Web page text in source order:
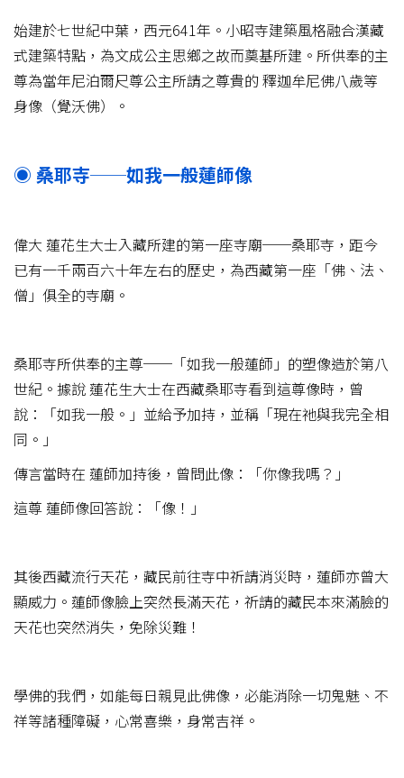
始建於七世紀中葉，西元641年。小昭寺建築風格融合漢藏
式建築特點，為文成公主思鄉之故而奠基所建。所供奉的主
尊為當年尼泊爾尺尊公主所請之尊貴的 釋迦牟尼佛八歲等
身像（覺沃佛）。
◉ 桑耶寺──如我一般蓮師像
偉大 蓮花生大士入藏所建的第一座寺廟──桑耶寺，距今
已有一千兩百六十年左右的歷史，為西藏第一座「佛、法、
僧」俱全的寺廟。
桑耶寺所供奉的主尊──「如我一般蓮師」的塑像造於第八
世紀。據說 蓮花生大士在西藏桑耶寺看到這尊像時，曾
說：「如我一般。」並給予加持，並稱「現在祂與我完全相
同。」
傳言當時在 蓮師加持後，曾問此像：「你像我嗎？」
這尊 蓮師像回答說：「像！」
其後西藏流行天花，藏民前往寺中祈請消災時，蓮師亦曾大
顯威力。蓮師像臉上突然長滿天花，祈請的藏民本來滿臉的
天花也突然消失，免除災難！
學佛的我們，如能每日親見此佛像，必能消除一切鬼魅、不
祥等諸種障礙，心常喜樂，身常吉祥。